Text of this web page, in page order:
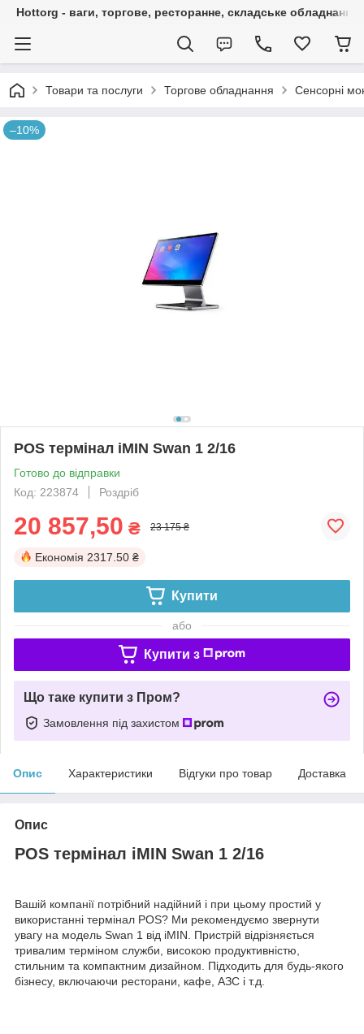
Hottorg - ваги, торгове, ресторанне, складське обладнання
Товари та послуги Торгове обладнання Сенсорні
–10%
POS термінал iMIN Swan 1 2/16
Готово до відправки
Код: 223874
Роздріб
20 857,50 ₴ 23 175 ₴
Економія 2317.50 ₴
Купити
або
Купити з
Що таке купити з Пром?
Замовлення під захистом
Опис Характеристики Відгуки про товар Доставка
Опис
POS термінал iMIN Swan 1 2/16
Вашій компанії потрібний надійний і при цьому простий у
використанні термінал POS? Ми рекомендуємо звернути
увагу на модель Swan 1 від iMIN. Пристрій відрізняється
тривалим терміном служби, високою продуктивністю,
стильним та компактним дизайном. Підходить для будь-якого
бізнесу, включаючи ресторани, кафе, АЗС і т.д.